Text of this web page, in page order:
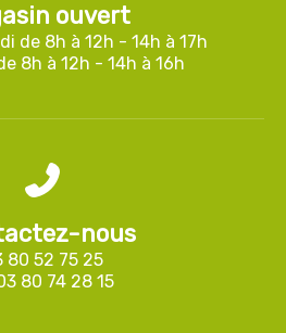
ouvert
de 8h à 12h - 14h à 17h
8h à 12h - 14h à 16h
nous
80 52 75 25
80 74 28 15